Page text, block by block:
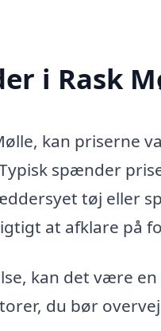
i Rask
kan priserne
spænder
tøj eller
at afklare på
kan det være
du bør